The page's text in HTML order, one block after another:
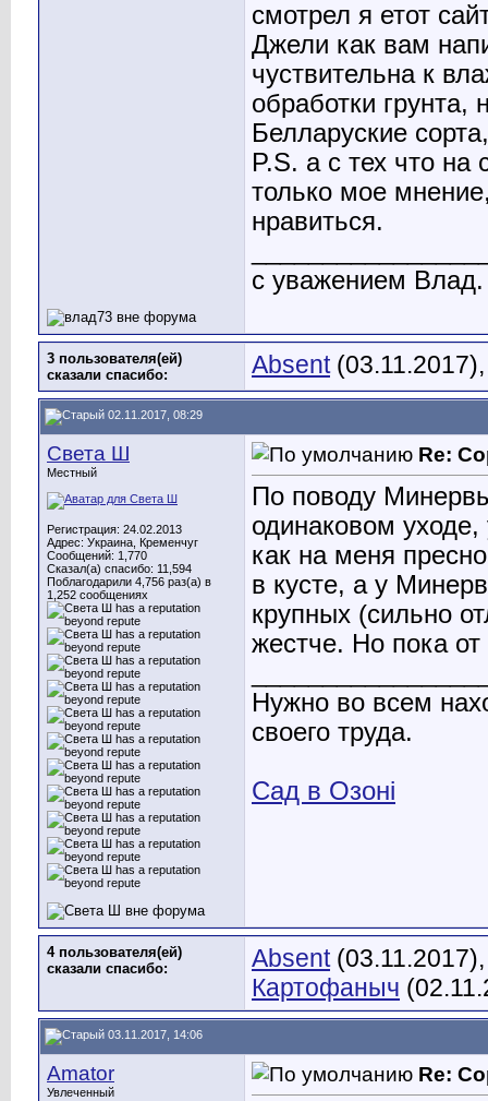
смотрел я етот
Джели как вам
чуствительна к
обработки
Белларуские
P.S. а с тех что
только мое
нравиться.
с уважением Влад.
3 пользователя(ей)
сказали cпасибо:
Absent
02.11.2017, 08:29
Света Ш
Местный
Регистрация: 24.02.2013
Адрес: Украина, Кременчуг
Сообщений: 1,770
Сказал(а) спасибо: 11,594
Поблагодарили 4,756 раз(а) в
1,252 сообщениях
Re:
По поводу
одинаковом уходе,
как на меня
в кусте, а у
крупных (сильно
жестче. Но пока
Нужно во всем
своего труда.
Сад в Озоні
4 пользователя(ей)
сказали cпасибо:
Absent
Картофаныч
03.11.2017, 14:06
Amator
Увлеченный
Re: